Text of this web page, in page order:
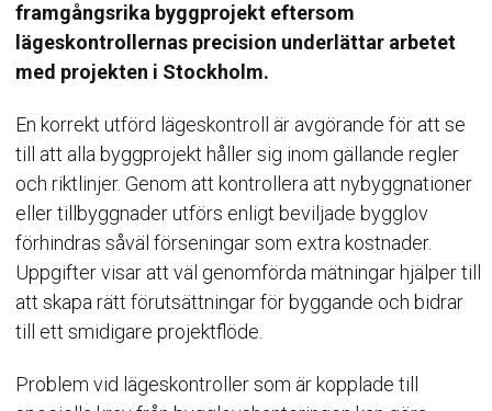
framgångsrika byggprojekt eftersom
lägeskontrollernas precision underlättar arbetet
med projekten i Stockholm.
En korrekt utförd lägeskontroll är avgörande för att se
till att alla byggprojekt håller sig inom gällande regler
och riktlinjer. Genom att kontrollera att nybyggnationer
eller tillbyggnader utförs enligt beviljade bygglov
förhindras såväl förseningar som extra kostnader.
Uppgifter visar att väl genomförda mätningar hjälper till
att skapa rätt förutsättningar för byggande och bidrar
till ett smidigare projektflöde.
Problem vid lägeskontroller som är kopplade till